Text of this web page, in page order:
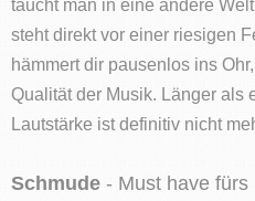
taucht man in eine andere
steht direkt vor einer riesigen
hämmert dir pausenlos ins
Qualität der Musik. Länger als
Lautstärke ist definitiv nicht
Schmude - Must have fürs